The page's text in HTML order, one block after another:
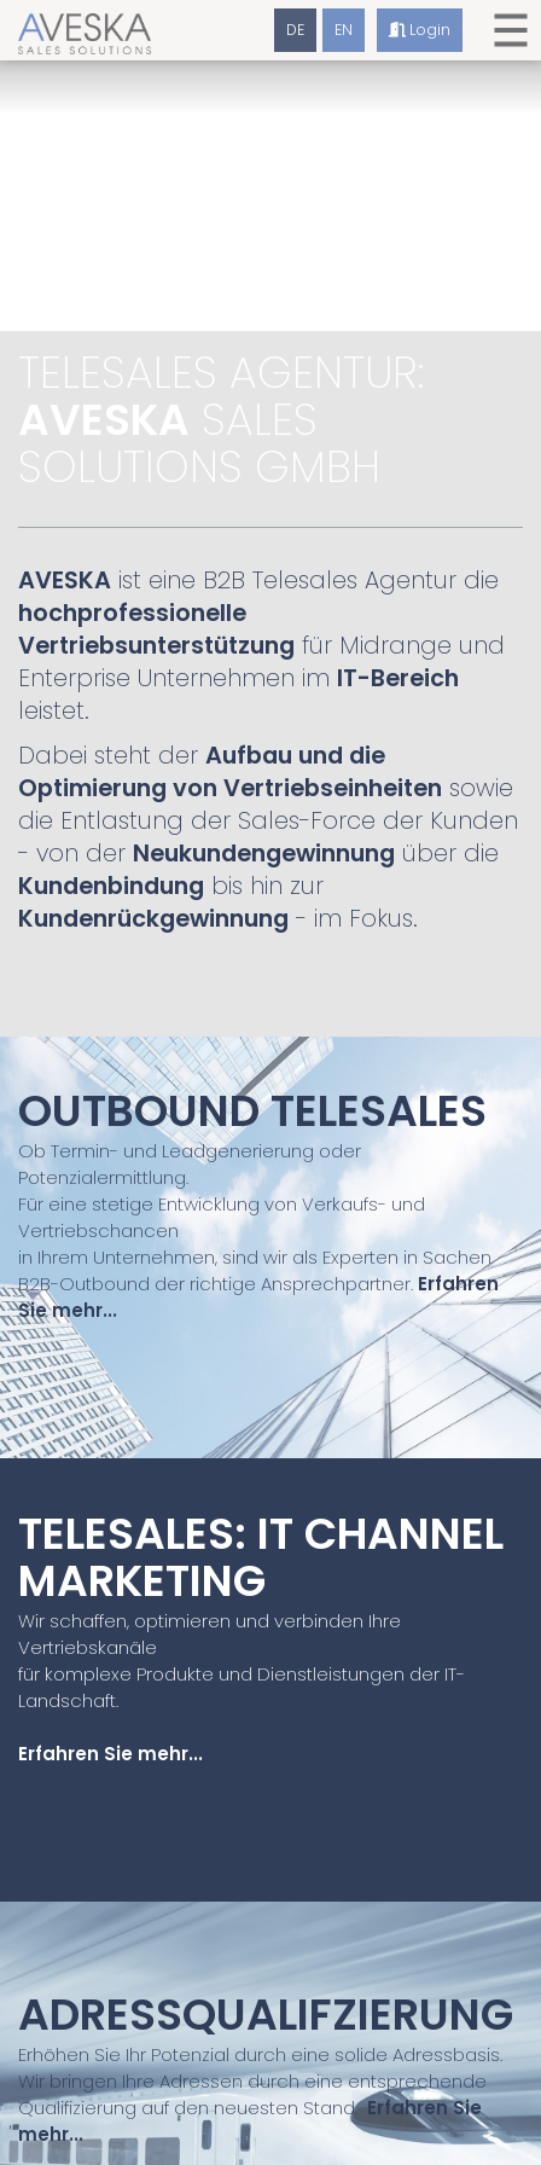
DE EN Login
TELESALES AGENTUR:
AVESKA SALES
SOLUTIONS GMBH
AVESKA ist eine B2B Telesales Agentur die
hochprofessionelle
Vertriebsunterstützung für Midrange und
Enterprise Unternehmen im IT-Bereich
leistet.
Dabei steht der Aufbau und die
Optimierung von Vertriebseinheiten sowie
die Entlastung der Sales-Force der Kunden
- von der Neukundengewinnung über die
Kundenbindung bis hin zur
Kundenrückgewinnung - im Fokus.
OUTBOUND TELESALES
Ob Termin- und Leadgenerierung oder
Potenzialermittlung.
Für eine stetige Entwicklung von Verkaufs- und
Vertriebschancen
in Ihrem Unternehmen, sind wir als Experten in Sachen
B2B-Outbound der richtige Ansprechpartner. Erfahren
Sie mehr...
TELESALES: IT CHANNEL
MARKETING
Wir schaffen, optimieren und verbinden Ihre
Vertriebskanäle
für komplexe Produkte und Dienstleistungen der IT-
Landschaft.
Erfahren Sie mehr...
ADRESSQUALIFZIERUNG
Erhöhen Sie Ihr Potenzial durch eine solide Adressbasis.
Wir bringen Ihre Adressen durch eine entsprechende
Qualifizierung auf den neuesten Stand.Erfahren Sie
mehr...